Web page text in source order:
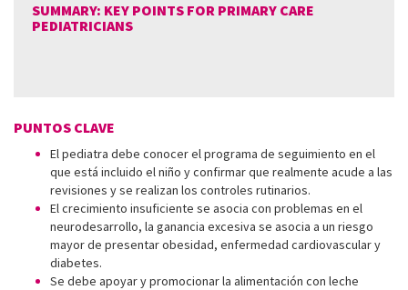
SUMMARY: KEY POINTS FOR PRIMARY CARE
PEDIATRICIANS
PUNTOS CLAVE
El pediatra debe conocer el programa de seguimiento en el
que está incluido el niño y confirmar que realmente acude a las
revisiones y se realizan los controles rutinarios.
El crecimiento insuficiente se asocia con problemas en el
neurodesarrollo, la ganancia excesiva se asocia a un riesgo
mayor de presentar obesidad, enfermedad cardiovascular y
diabetes.
Se debe apoyar y promocionar la alimentación con leche